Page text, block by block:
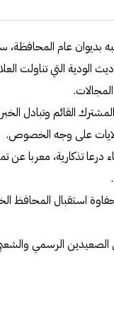
عام المحافظة،
التي تناولت
القائم وتبادل
على وجه الخصوص.
تذكارية، معربا عن
استقبال المحافظ
على الصعيدين الرسمي